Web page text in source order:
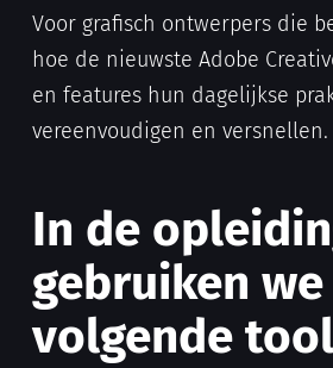
Voor grafisch ontwerpers die
hoe de nieuwste Adobe
en features hun dagelijkse
vereenvoudigen en versnellen.
In de
gebruiken
volgende